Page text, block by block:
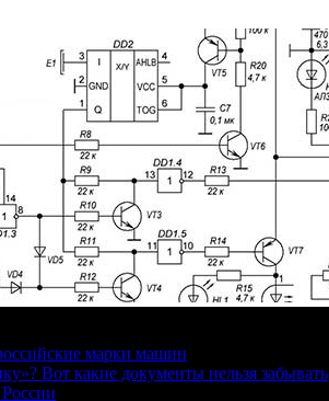
марки машин
Вот какие документы нельзя забывать